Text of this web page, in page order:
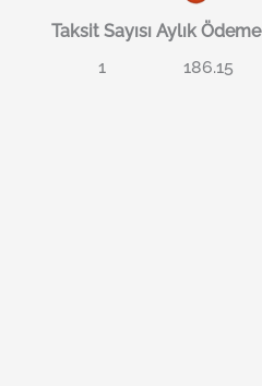
Taksit Sayısı Aylık Ödeme
1
186.15